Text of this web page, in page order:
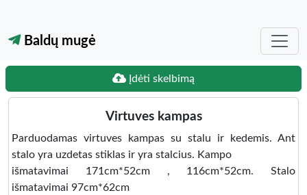
Baldų mugė
Įdėti skelbimą
Virtuves kampas
Parduodamas virtuves kampas su stalu ir kedemis. Ant
stalo yra uzdetas stiklas ir yra stalcius. Kampo
išmatavimai 171cm*52cm , 116cm*52cm. Stalo
išmatavimai 97cm*62cm